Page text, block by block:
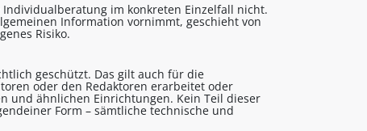
im konkreten Einzelfall nicht.
Information vornimmt, geschieht von
Risiko.
geschützt. Das gilt auch für die
oder den Redaktoren erarbeitet oder
und ähnlichen Einrichtungen. Kein Teil dieser
Form – sämtliche technische und